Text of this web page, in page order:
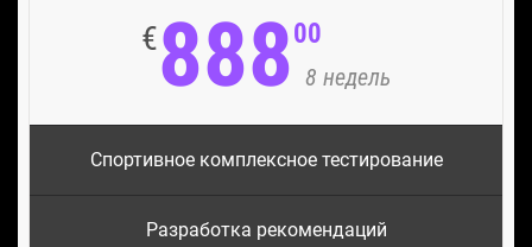
€88800
8 недель
Спортивное комплексное тестирование
Разработка рекомендаций